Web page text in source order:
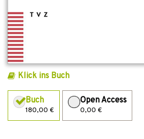
Klick ins Buch
Buch
180,00 €
Open Access
0,00 €